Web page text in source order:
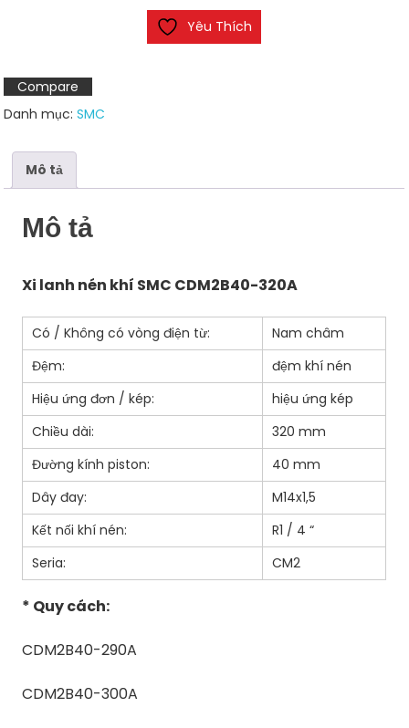
CDM2B40-
320A
số
Yêu Thích
Compare
Danh mục:SMC
Mô tả
Mô tả
Xi lanh nén khí SMC CDM2B40-320A
Có / Không có vòng điện từ:
Nam châm
Đệm:
đệm khí nén
Hiệu ứng đơn / kép:
hiệu ứng kép
Chiều dài:
320 mm
Đường kính piston:
40 mm
Dây đay:
M14x1,5
Kết nối khí nén:
R1 / 4 “
Seria:
CM2
* Quy cách:
CDM2B40-290A
CDM2B40-300A